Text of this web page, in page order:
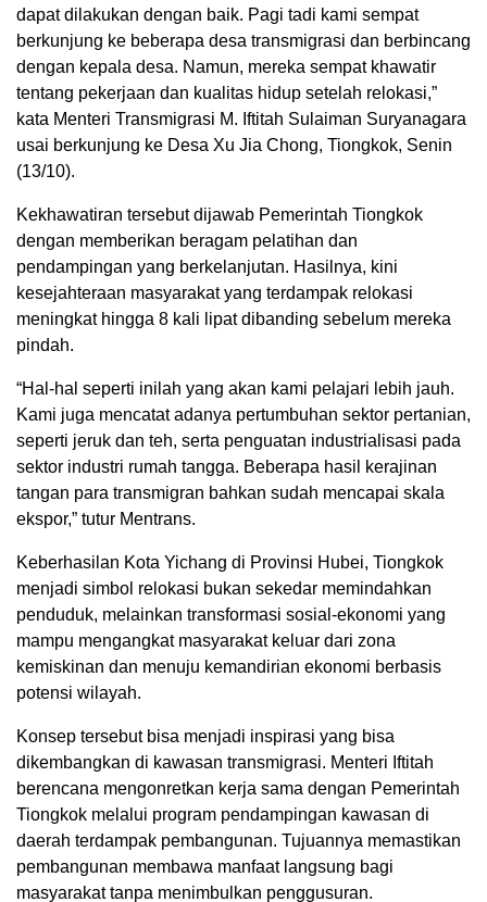
dapat dilakukan dengan baik. Pagi tadi kami sempat
berkunjung ke beberapa desa transmigrasi dan berbincang
dengan kepala desa. Namun, mereka sempat khawatir
tentang pekerjaan dan kualitas hidup setelah relokasi,”
kata Menteri Transmigrasi M. Iftitah Sulaiman Suryanagara
usai berkunjung ke Desa Xu Jia Chong, Tiongkok, Senin
(13/10).
Kekhawatiran tersebut dijawab Pemerintah Tiongkok
dengan memberikan beragam pelatihan dan
pendampingan yang berkelanjutan. Hasilnya, kini
kesejahteraan masyarakat yang terdampak relokasi
meningkat hingga 8 kali lipat dibanding sebelum mereka
pindah.
“Hal-hal seperti inilah yang akan kami pelajari lebih jauh.
Kami juga mencatat adanya pertumbuhan sektor pertanian,
seperti jeruk dan teh, serta penguatan industrialisasi pada
sektor industri rumah tangga. Beberapa hasil kerajinan
tangan para transmigran bahkan sudah mencapai skala
ekspor,” tutur Mentrans.
Keberhasilan Kota Yichang di Provinsi Hubei, Tiongkok
menjadi simbol relokasi bukan sekedar memindahkan
penduduk, melainkan transformasi sosial-ekonomi yang
mampu mengangkat masyarakat keluar dari zona
kemiskinan dan menuju kemandirian ekonomi berbasis
potensi wilayah.
Konsep tersebut bisa menjadi inspirasi yang bisa
dikembangkan di kawasan transmigrasi. Menteri Iftitah
berencana mengonretkan kerja sama dengan Pemerintah
Tiongkok melalui program pendampingan kawasan di
daerah terdampak pembangunan. Tujuannya memastikan
pembangunan membawa manfaat langsung bagi
masyarakat tanpa menimbulkan penggusuran.